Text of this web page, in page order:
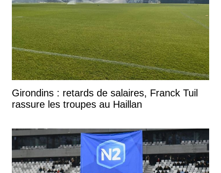
Girondins : retards de salaires, Franck Tuil
rassure les troupes au Haillan